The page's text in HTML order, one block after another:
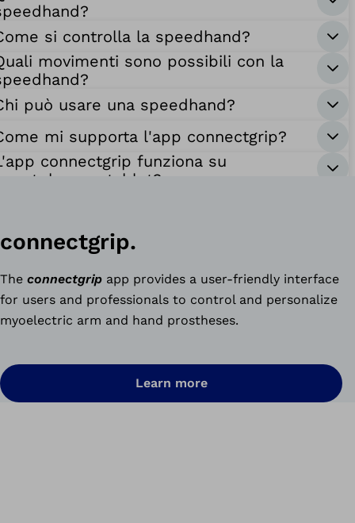
si controlla la speedhand?
movimenti sono possibili con la
può usare una speedhand?
mi supporta l'app connectgrip?
connectgrip funziona su
e tablet?
connectgrip.
The connectgrip app provides a user-friendly interface
for users and professionals to control and personalize
myoelectric arm and hand prostheses.
Learn more